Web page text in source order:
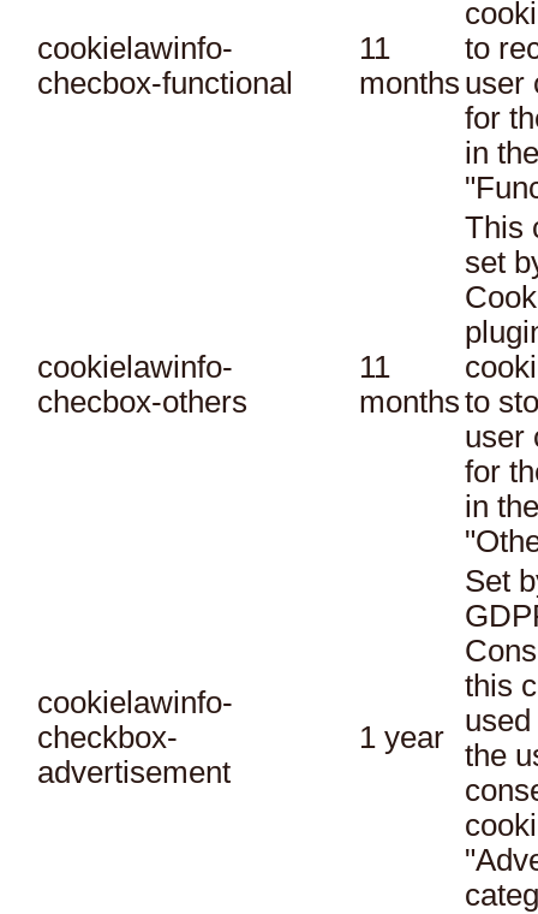
cookielawinfo-
checbox-functional
11
months
to
user
for
in
cookielawinfo-
checbox-others
11
months
This
set
to
user
for
in
cookielawinfo-
checkbox-
advertisement
1 year
Set
this
the